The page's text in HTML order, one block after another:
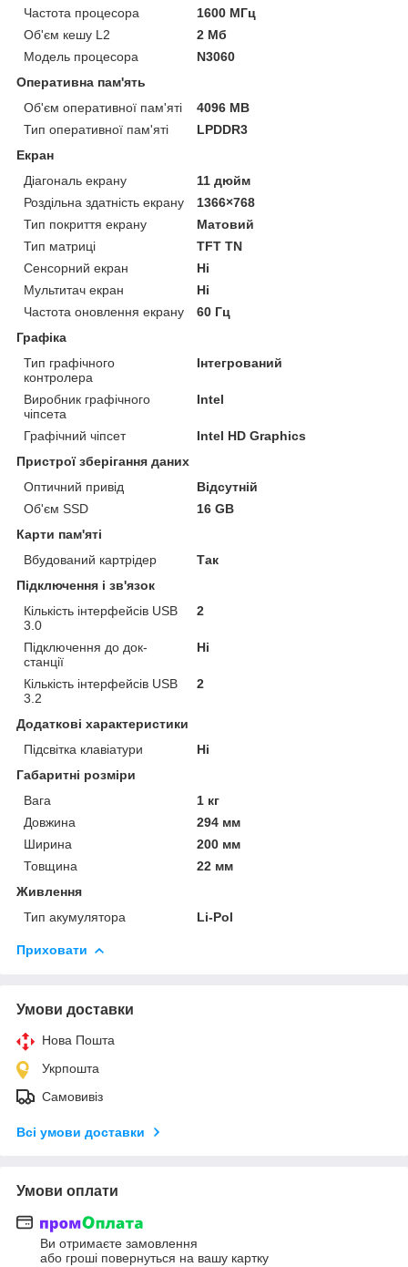
Частота процесора
1600 МГц
Об'єм кешу L2
2 Мб
Модель процесора
N3060
Оперативна пам'ять
Об'єм оперативної пам'яті
4096 MB
Тип оперативної пам'яті
LPDDR3
Екран
Діагональ екрану
11 дюйм
Роздільна здатність екрану
1366×768
Тип покриття екрану
Матовий
Тип матриці
TFT TN
Сенсорний екран
Ні
Мультитач екран
Ні
Частота оновлення екрану
60 Гц
Графіка
Тип графічного
контролера
Інтегрований
Виробник графічного
чіпсета
Intel
Графічний чіпсет
Intel HD Graphics
Пристрої зберігання даних
Оптичний привід
Відсутній
Об'єм SSD
16 GB
Карти пам'яті
Вбудований картрідер
Так
Підключення і зв'язок
Кількість інтерфейсів USB
3.0
2
Підключення до док-
станції
Ні
Кількість інтерфейсів USB
3.2
2
Додаткові характеристики
Підсвітка клавіатури
Ні
Габаритні розміри
Вага
1 кг
Довжина
294 мм
Ширина
200 мм
Товщина
22 мм
Живлення
Тип акумулятора
Li-Pol
Приховати
Умови доставки
Нова Пошта
Укрпошта
Самовивіз
Всі умови доставки
Умови оплати
Ви отримаєте замовлення
або гроші повернуться на вашу картку